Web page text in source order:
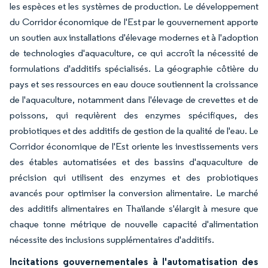
les espèces et les systèmes de production. Le développement
du Corridor économique de l'Est par le gouvernement apporte
un soutien aux installations d'élevage modernes et à l'adoption
de technologies d'aquaculture, ce qui accroît la nécessité de
formulations d'additifs spécialisés. La géographie côtière du
pays et ses ressources en eau douce soutiennent la croissance
de l'aquaculture, notamment dans l'élevage de crevettes et de
poissons, qui requièrent des enzymes spécifiques, des
probiotiques et des additifs de gestion de la qualité de l'eau. Le
Corridor économique de l'Est oriente les investissements vers
des étables automatisées et des bassins d'aquaculture de
précision qui utilisent des enzymes et des probiotiques
avancés pour optimiser la conversion alimentaire. Le marché
des additifs alimentaires en Thaïlande s'élargit à mesure que
chaque tonne métrique de nouvelle capacité d'alimentation
nécessite des inclusions supplémentaires d'additifs.
Incitations gouvernementales à l'automatisation des